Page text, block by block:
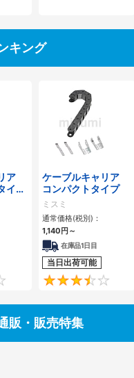
キング
ア
イ
具
4.2
ケーブルキャリア
コンパクトタイプ
ミスミ
通常価格(税別)：
1,140 円 ～
在庫品1日目
当日出荷可能
販・販売特集